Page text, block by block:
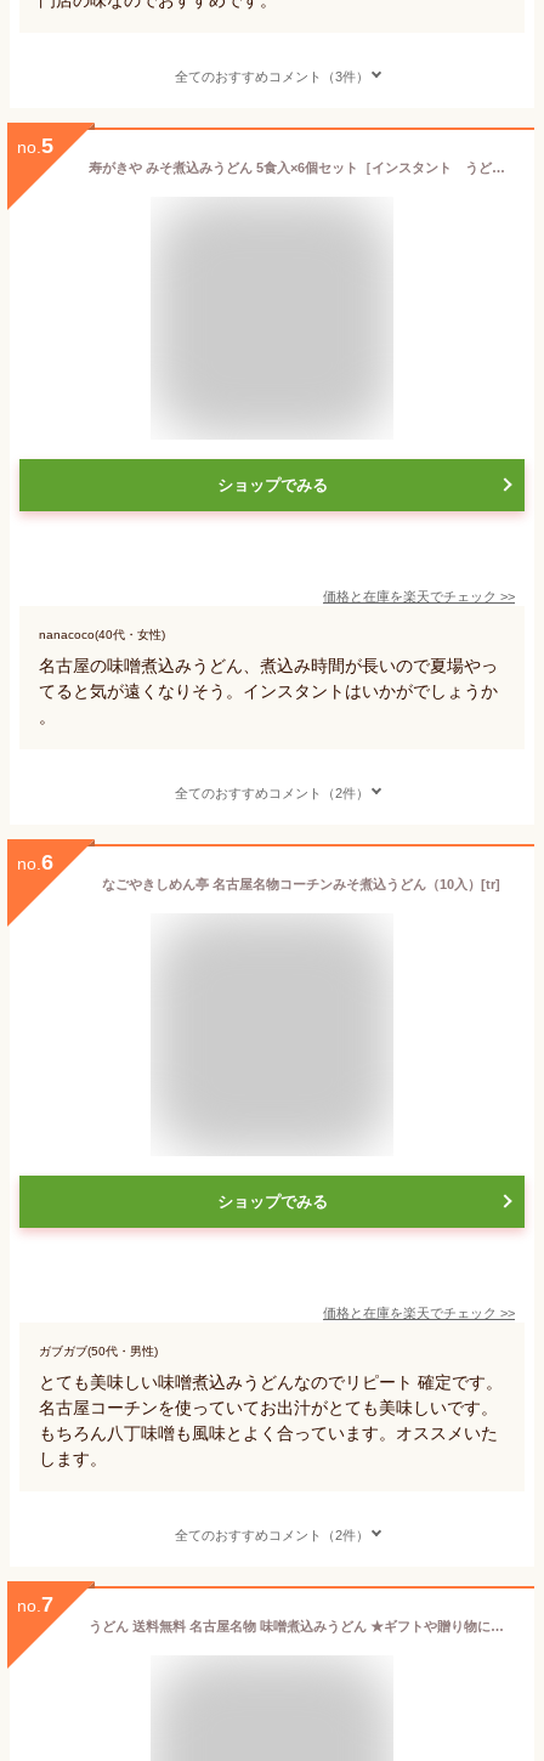
全てのおすすめコメント（3件）
no. 5
寿がきや みそ煮込みうどん 5食入×6個セット［インスタント うどん］
ショップでみる
価格と在庫を楽天でチェック >>
nanacoco(40代・女性)
名古屋の味噌煮込みうどん、煮込み時間が長いので夏場やっ
てると気が遠くなりそう。インスタントはいかがでしょうか
。
全てのおすすめコメント（2件）
no. 6
なごやきしめん亭 名古屋名物コーチンみそ煮込うどん（10入）[tr]
ショップでみる
価格と在庫を楽天でチェック >>
ガブガブ(50代・男性)
とても美味しい味噌煮込みうどんなのでリピート 確定です。
名古屋コーチンを使っていてお出汁がとても美味しいです。
もちろん八丁味噌も風味とよく合っています。オススメいた
します。
全てのおすすめコメント（2件）
no. 7
うどん 送料無料 名古屋名物 味噌煮込みうどん ★ギフトや贈り物にも喜ばれています★＼濃厚味噌ともちもち極上食感が人気／≪元祖・味噌煮込みうどん12食セット≫